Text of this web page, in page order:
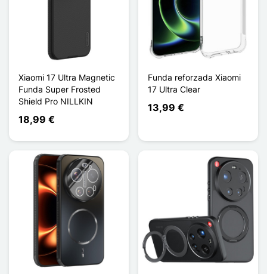
Xiaomi 17 Ultra Magnetic
Funda Super Frosted
Shield Pro NILLKIN
18,99 €
Funda reforzada Xiaomi
17 Ultra Clear
13,99 €